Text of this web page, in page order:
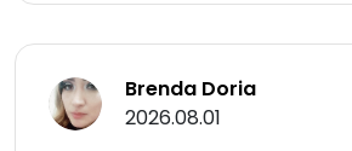
Brenda Doria
2026.08.01